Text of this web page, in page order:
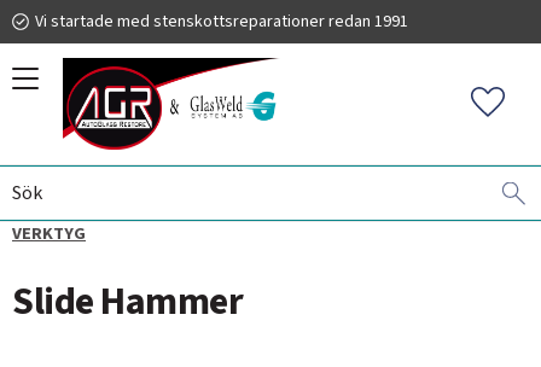
Vi startade med stenskottsreparationer redan 1991
VINDRUTEREPARATIONER
VERKTYG
Slide Hammer
019 225 220
info@autoglassrestore.se